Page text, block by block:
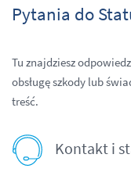
Pytania do
Tu znajdziesz
obsługę szkody lub
treść.
Kontakt i